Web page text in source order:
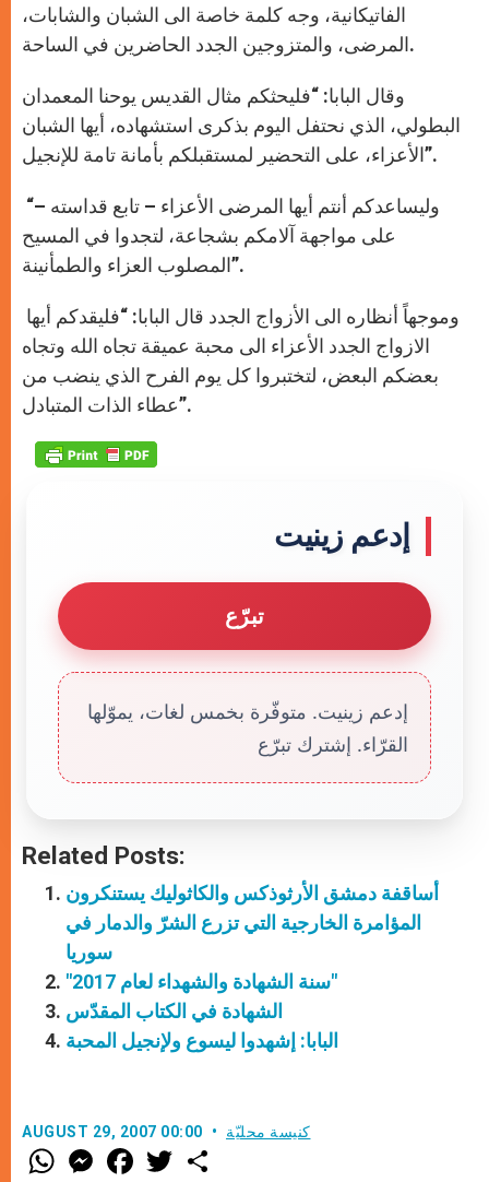
الفاتيكانية، وجه كلمة خاصة الى الشبان والشابات،
المرضى، والمتزوجين الجدد الحاضرين في الساحة.
وقال البابا: “فليحثكم مثال القديس يوحنا المعمدان
البطولي، الذي نحتفل اليوم بذكرى استشهاده، أيها الشبان
الأعزاء، على التحضير لمستقبلكم بأمانة تامة للإنجيل”.
“وليساعدكم أنتم أيها المرضى الأعزاء – تابع قداسته –
على مواجهة آلامكم بشجاعة، لتجدوا في المسيح
المصلوب العزاء والطمأنينة”.
الازواج الجدد الأعزاء الى محبة عميقة تجاه الله وتجاه
بعضكم البعض، لتختبروا كل يوم الفرح الذي ينضب من
عطاء الذات المتبادل”.
إدعم زينيت
تبرّع
إدعم زينيت. متوفّرة بخمس لغات، يموّلها
القرّاء. إشترك تبرّع
Related Posts:
أساقفة دمشق الأرثوذكس والكاثوليك يستنكرون
المؤامرة الخارجية التي تزرع الشرّ والدمار في
سوريا
"سنة الشهادة والشهداء لعام 2017"
الشهادة في الكتاب المقدّس
البابا: إشهدوا ليسوع ولإنجيل المحبة
AUGUST 29, 2007 00:00 كنيسة محليّة
W
h
M
e
F
a w